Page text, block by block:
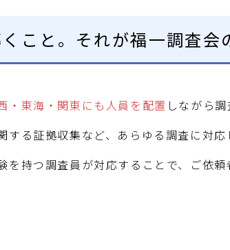
こと。それが福一調査会
・東海・関東にも人員を配置 しながら
る証拠収集など、あらゆる調査に対応
持つ調査員が対応することで、ご依